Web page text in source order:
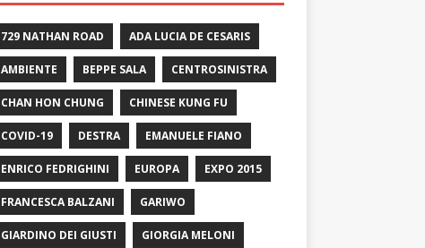
729 NATHAN ROAD ADA LUCIA DE CESARIS
AMBIENTE BEPPE SALA CENTROSINISTRA
CHAN HON CHUNG CHINESE KUNG FU
COVID-19 DESTRA EMANUELE FIANO
ENRICO FEDRIGHINI EUROPA EXPO 2015
FRANCESCA BALZANI GARIWO
GIARDINO DEI GIUSTI GIORGIA MELONI